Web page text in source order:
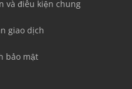
và điều kiện chung
giao dịch
bảo mật